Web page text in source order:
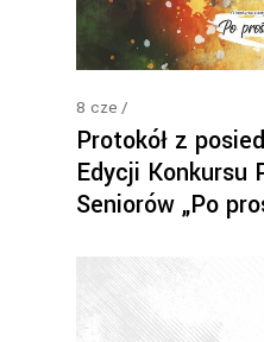
8 cze
Protokół z
Edycji Konkursu
Seniorów „Po